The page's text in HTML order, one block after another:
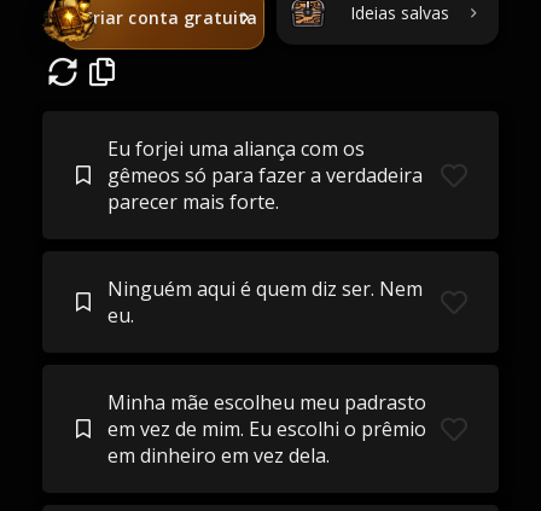
Criar conta gratuita Ideias salvas
Eu forjei uma aliança com os
gêmeos só para fazer a verdadeira
parecer mais forte.
Ninguém aqui é quem diz ser. Nem
eu.
Minha mãe escolheu meu padrasto
em vez de mim. Eu escolhi o prêmio
em dinheiro em vez dela.